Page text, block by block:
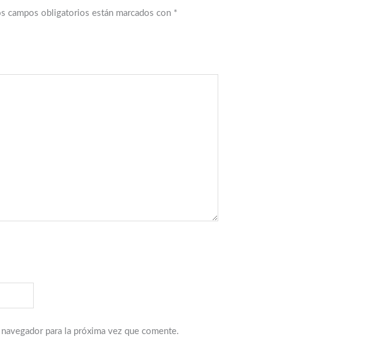
campos obligatorios están marcados con *
para la próxima vez que comente.